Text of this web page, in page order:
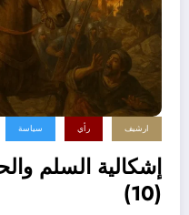
ارشيف رأي سياسة
إشكالية السلم
(10)